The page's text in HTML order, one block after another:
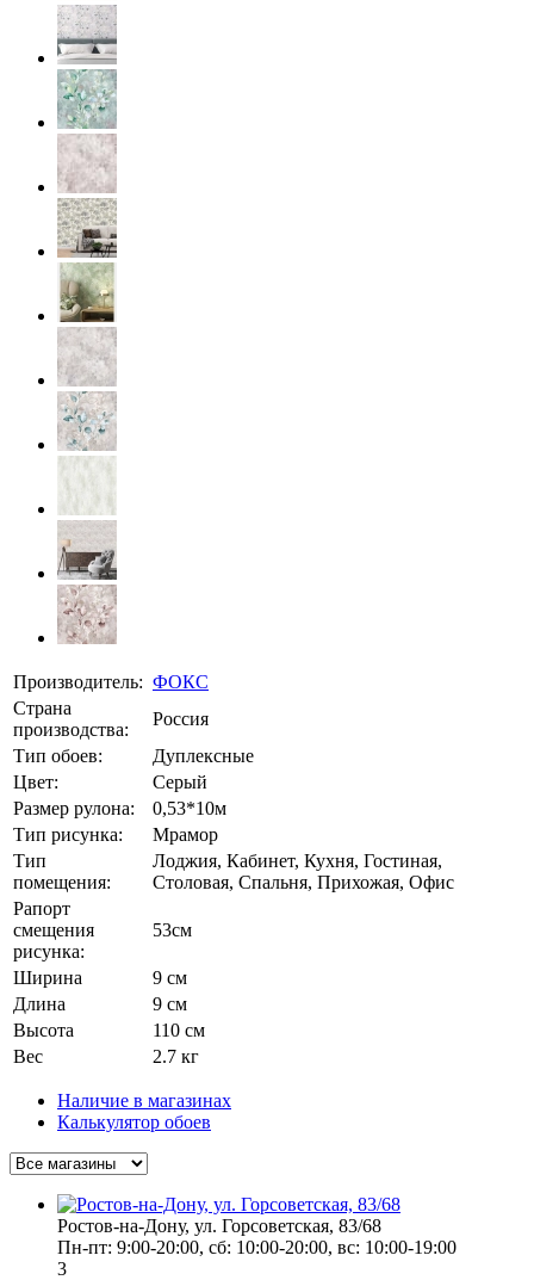
Производитель: ФОКС
Страна
производства:
Россия
Тип обоев:
Дуплексные
Цвет:
Серый
Размер рулона:
0,53*10м
Тип рисунка:
Мрамор
Тип
помещения:
Лоджия, Кабинет, Кухня, Гостиная,
Столовая, Спальня, Прихожая, Офис
Рапорт
смещения
рисунка:
53см
Ширина
9 см
Длина
9 см
Высота
110 см
Вес
2.7 кг
Наличие в магазинах
Калькулятор обоев
Ростов-на-Дону, ул. Горсоветская, 83/68
Пн-пт: 9:00-20:00, сб: 10:00-20:00, вс: 10:00-19:00
3